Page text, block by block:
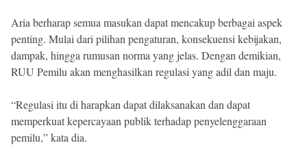
Aria berharap semua masukan dapat mencakup berbagai aspek
penting. Mulai dari pilihan pengaturan, konsekuensi kebijakan,
dampak, hingga rumusan norma yang jelas. Dengan demikian,
RUU Pemilu akan menghasilkan regulasi yang adil dan maju.
“Regulasi itu di harapkan dapat dilaksanakan dan dapat
memperkuat kepercayaan publik terhadap penyelenggaraan
pemilu,” kata dia.